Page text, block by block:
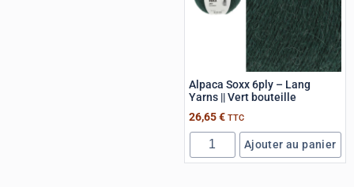
Alpaca Soxx 6ply – Lang
Yarns || Vert bouteille
26,65€ TTC
Ajouter au panier